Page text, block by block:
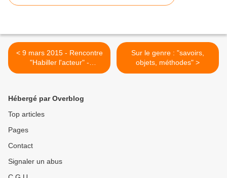
< 9 mars 2015 - Rencontre
"Habiller l'acteur" -
Théâtrothèque Gaston Baty
Sur le genre : "savoirs,
objets, méthodes" >
Hébergé par Overblog
Top articles
Pages
Contact
Signaler un abus